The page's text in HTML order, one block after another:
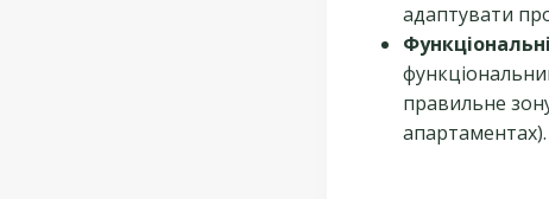
адаптувати
правильне
апартаментах).